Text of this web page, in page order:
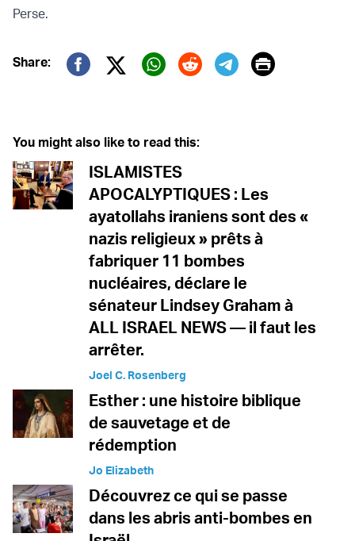
Perse.
Share:
Twitter (X)
Print
You might also like to read this:
ISLAMISTES
APOCALYPTIQUES : Les
ayatollahs iraniens sont des «
nazis religieux » prêts à
fabriquer 11 bombes
nucléaires, déclare le
sénateur Lindsey Graham à
ALL ISRAEL NEWS — il faut les
arrêter.
Joel C. Rosenberg
Esther : une histoire biblique
de sauvetage et de
rédemption
Jo Elizabeth
Découvrez ce qui se passe
dans les abris anti-bombes en